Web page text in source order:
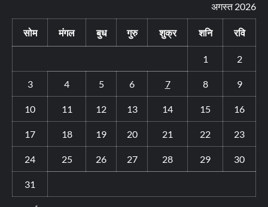
अगस्त 2026
सोम मंगल बुध गुरु शुक्र शनि रवि
1 2
3 4 5 6 7 8 9
10 11 12 13 14 15 16
17 18 19 20 21 22 23
24 25 26 27 28 29 30
31